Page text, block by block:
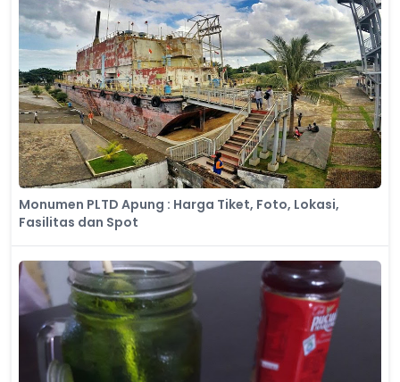
Monumen PLTD Apung : Harga Tiket, Foto, Lokasi,
Fasilitas dan Spot